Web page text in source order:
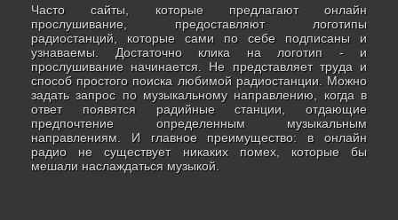
Часто сайты, которые предлагают онлайн
прослушивание, предоставляют логотипы
радиостанций, которые сами по себе подписаны и
узнаваемы. Достаточно клика на логотип - и
прослушивание начинается. Не представляет труда и
способ простого поиска любимой радиостанции. Можно
задать запрос по музыкальному направлению, когда в
ответ появятся радийные станции, отдающие
предпочтение определенным музыкальным
направлениям. И главное преимущество: в онлайн
радио не существует никаких помех, которые бы
мешали наслаждаться музыкой.